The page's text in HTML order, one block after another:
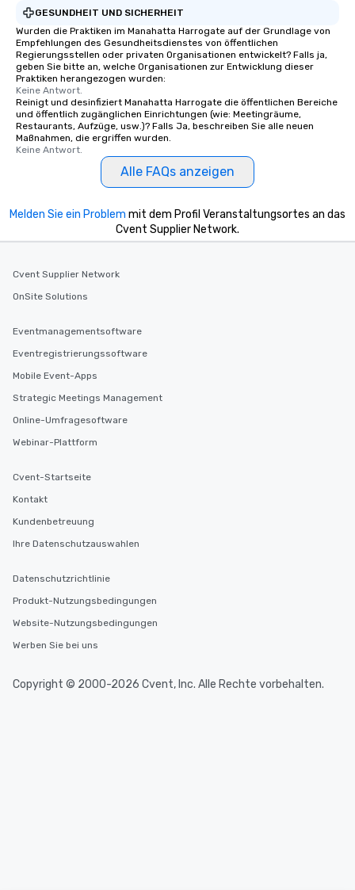
GESUNDHEIT UND SICHERHEIT
Wurden die Praktiken im Manahatta Harrogate auf der Grundlage von
Empfehlungen des Gesundheitsdienstes von öffentlichen
Regierungsstellen oder privaten Organisationen entwickelt? Falls ja,
geben Sie bitte an, welche Organisationen zur Entwicklung dieser
Praktiken herangezogen wurden:
Keine Antwort.
Reinigt und desinfiziert Manahatta Harrogate die öffentlichen Bereiche
und öffentlich zugänglichen Einrichtungen (wie: Meetingräume,
Restaurants, Aufzüge, usw.)? Falls Ja, beschreiben Sie alle neuen
Maßnahmen, die ergriffen wurden.
Keine Antwort.
Alle FAQs anzeigen
Melden Sie ein Problem mit dem Profil Veranstaltungsortes an das
Cvent Supplier Network.
Cvent Supplier Network
OnSite Solutions
Eventmanagementsoftware
Eventregistrierungssoftware
Mobile Event-Apps
Strategic Meetings Management
Online-Umfragesoftware
Webinar-Plattform
Cvent-Startseite
Kontakt
Kundenbetreuung
Ihre Datenschutzauswahlen
Datenschutzrichtlinie
Produkt-Nutzungsbedingungen
Website-Nutzungsbedingungen
Werben Sie bei uns
Copyright © 2000-2026 Cvent, Inc. Alle Rechte vorbehalten.